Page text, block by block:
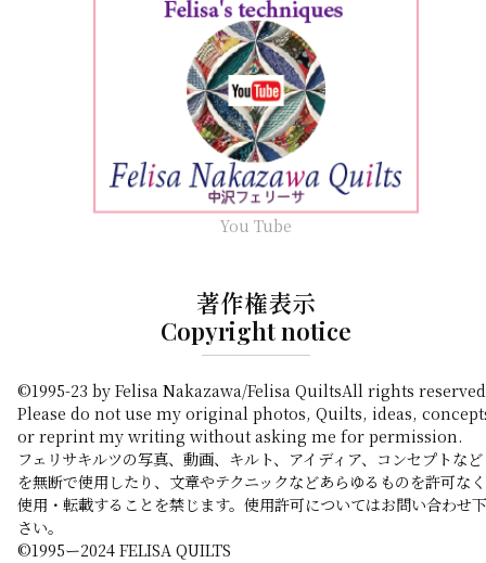
You Tube
著作権表示
Copyright notice
©1995-23 by Felisa Nakazawa/Felisa QuiltsAll rights
Please do not use my original photos, Quilts, ideas,
or reprint my writing without asking me for permission.
フェリサキルツの写真、動画、キルト、アイディア、コンセプトなど
を無断で使用したり、文章やテクニックなどあらゆるものを許可なく
使用・転載することを禁じます。使用許可についてはお問い合わせ下
さい。
©️1995ー2024 FELISA QUILTS